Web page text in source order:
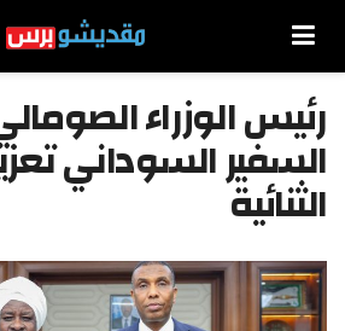
رئيس الوزراء
السفير السوداني
الثنائية